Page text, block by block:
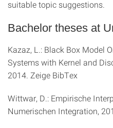
suitable topic suggestions.
Bachelor theses at
Kazaz, L.: Black Box Model
Systems with Kernel and
2014. Zeige BibTex
Wittwar, D.: Empirische
Numerischen Integration,